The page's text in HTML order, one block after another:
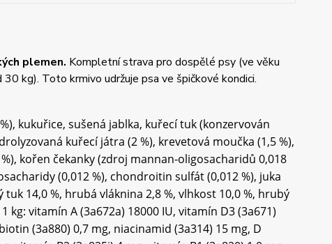
plemen. Kompletní strava pro dospělé psy (ve věku
kg). Toto krmivo udržuje psa ve špičkové kondici.
kukuřice, sušená jablka, kuřecí tuk (konzervován
kuřecí játra (2 %), krevetová moučka (1,5 %),
kořen čekanky (zdroj mannan-oligosacharidů 0,018
(0,012 %), chondroitin sulfát (0,012 %), juka
14,0 %, hrubá vláknina 2,8 %, vlhkost 10,0 %, hrubý
kg: vitamín A (3a672a) 18000 IU, vitamín D3 (3a671)
(3a880) 0,7 mg, niacinamid (3a314) 15 mg, D